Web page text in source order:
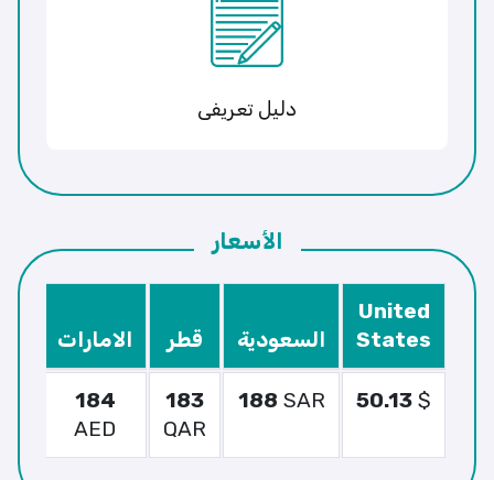
دليل تعريفى
الأسعار
United
States
السعودية قطر الامارات
50.13 $
188 SAR
183
QAR
184
AED